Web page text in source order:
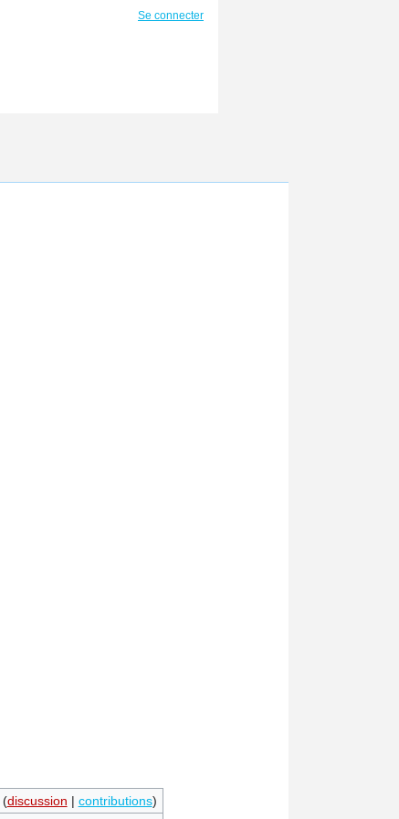
(discussion | contributions)
Se connecter